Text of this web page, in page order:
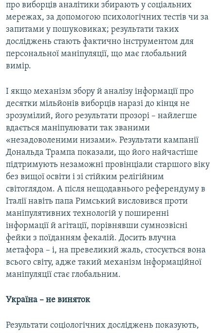
про виборців аналітики збирають у соціальних
мережах, за допомогою психологічних тестів чи за
запитами у пошуковиках; результати таких
досліджень стають фактично інструментом для
персональної маніпуляції, що має глобальний
вимір.
І якщо механізм збору й аналізу інформації про
десятки мільйонів виборців наразі до кінця не
зрозумілий, його результати прозорі – найлегше
вдається маніпулювати так званими
«незадоволеними низами». Результати кампанії
Дональда Трампа показали, що його найчастіше
підтримують незаможні провінціали старшого віку
без вищої освіти і зі стійким релігійним
світоглядом. А після нещодавнього референдуму в
Італії навіть папа Римський висловився проти
маніпулятивних технологій у поширенні
інформації й агітації, порівнявши сумнозвісні
фейки з поїданням фекалій. Досить влучна
метафора – і, на превеликий жаль, стосується вона
всього світу, адже такий механізм інформаційної
маніпуляції стає глобальним.
Україна – не виняток
Результати соціологічних досліджень показують,